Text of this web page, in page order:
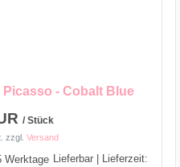
- Cobalt Blue
/ Stück
zzgl. Versand
Lieferbar | Lieferzeit: